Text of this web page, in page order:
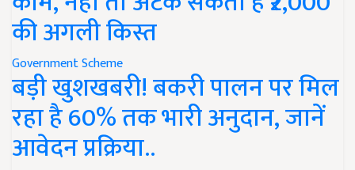
की अगली किस्त
Government Scheme
बड़ी खुशखबरी! बकरी पालन पर मिल
रहा है 60% तक भारी अनुदान, जानें
आवेदन प्रक्रिया..